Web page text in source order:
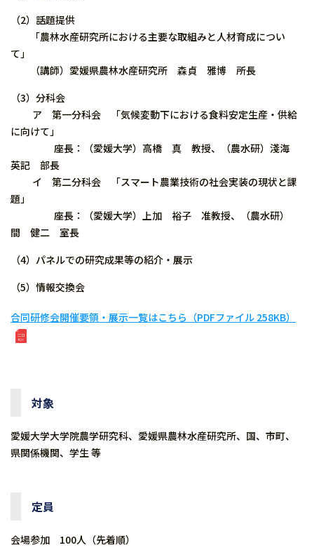
（2）話題提供
「農林水産研究所における主要な取組みと人材育成につい
て」
（講師）愛媛県農林水産研究所 森貞 雅博 所長
（3）分科会
ア 第一分科会 「気候変動下における食料安定生産・供給
に向けて」
座長：（愛媛大学）高橋 真 教授、（農水研）淺海
英記 部長
イ 第二分科会 「スマート農業技術の社会実装の現状と課
題」
座長：（愛媛大学）上加 裕子 准教授、（農水研）
間 健二 室長
（4）パネルでの研究成果等の紹介・展示
（5）情報交換会
合同研修会開催要領・展示一覧はこちら（PDFファイル 258KB）
対象
愛媛大学大学院農学研究科、愛媛県農林水産研究所、国、市町、
県関係機関、学生 等
定員
会場参加 100人（先着順）